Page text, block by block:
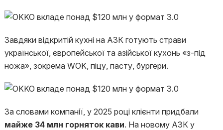
Завдяки відкритій кухні на АЗК готують страви
української, європейської та азійської кухонь «з-під
ножа», зокрема WOK, піцу, пасту, бургери.
За словами компанії, у 2025 році клієнти придбали
майже 34 млн горняток кави. На новому АЗК у